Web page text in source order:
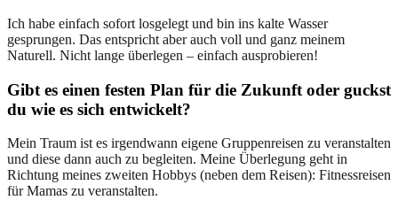
Ich habe einfach sofort losgelegt und bin ins kalte Wasser
gesprungen. Das entspricht aber auch voll und ganz meinem
Naturell. Nicht lange überlegen – einfach ausprobieren!
Gibt es einen festen Plan für die Zukunft oder guckst
du wie es sich entwickelt?
Mein Traum ist es irgendwann eigene Gruppenreisen zu veranstalten
und diese dann auch zu begleiten. Meine Überlegung geht in
Richtung meines zweiten Hobbys (neben dem Reisen): Fitnessreisen
für Mamas zu veranstalten.